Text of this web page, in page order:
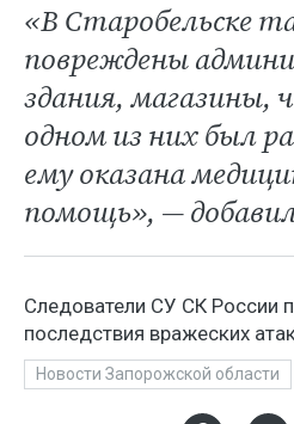
«В Старобельске
повреждены
здания, магазины,
одном из них был
ему оказана
помощь», —
Следователи СУ СК России
последствия вражеских
Новости Запорожской области